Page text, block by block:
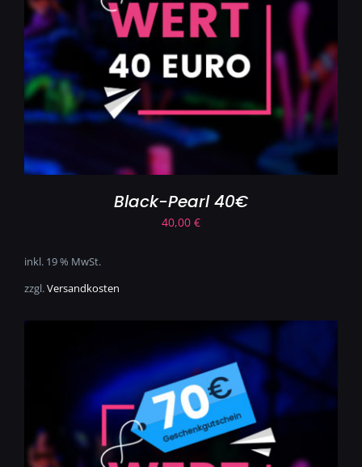
Black-Pearl 40€
40,00 €
inkl. 19 % MwSt.
zzgl.Versandkosten